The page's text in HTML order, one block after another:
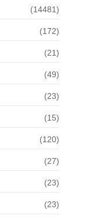
(14481)
(172)
(21)
(49)
(23)
(15)
(120)
(27)
(23)
(23)